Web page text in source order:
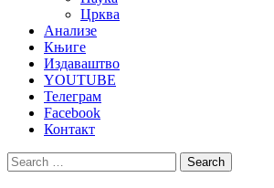
Црква
Анализе
Књиге
Издаваштво
YOUTUBE
Телеграм
Facebook
Контакт
Search
for: